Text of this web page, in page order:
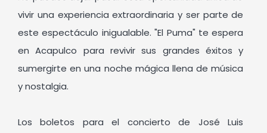
vivir una experiencia extraordinaria y ser parte de
este espectáculo inigualable. "El Puma" te espera
en Acapulco para revivir sus grandes éxitos y
sumergirte en una noche mágica llena de música
y nostalgia.
Los boletos para el concierto de José Luis